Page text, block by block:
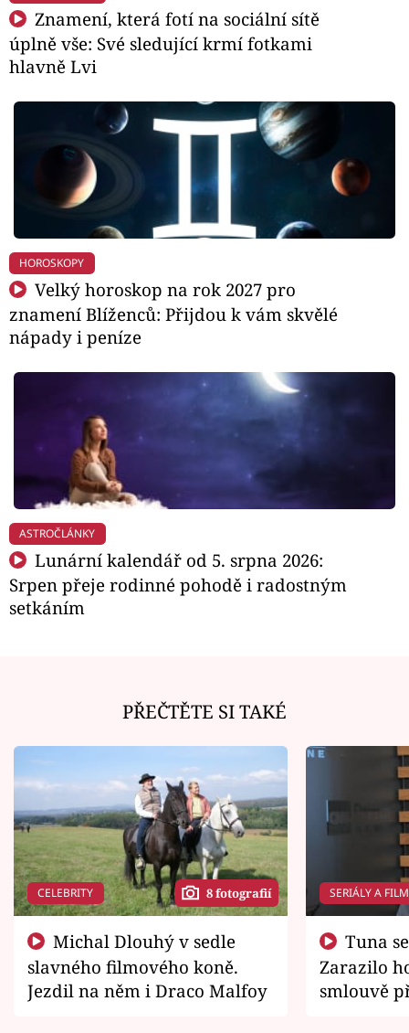
Znamení, která fotí na sociální sítě
úplně vše: Své sledující krmí fotkami
hlavně Lvi
HOROSKOPY
Velký horoskop na rok 2027 pro
znamení Blíženců: Přijdou k vám skvělé
nápady i peníze
ASTROČLÁNKY
Lunární kalendář od 5. srpna 2026:
Srpen přeje rodinné pohodě i radostným
setkáním
PŘEČTĚTE SI TAKÉ
CELEBRITY 8 fotografií
slavného filmového koně.
Jezdil na něm i Draco Malfoy
SERIÁLY A
Zarazilo
smlouvě